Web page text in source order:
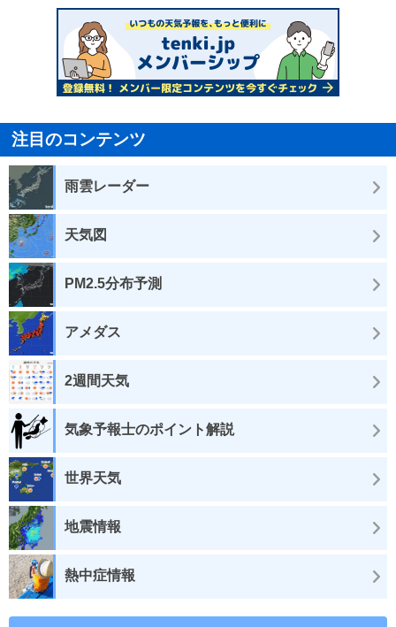
注目のコンテンツ
雨雲レーダー
天気図
PM2.5分布予測
アメダス
2週間天気
気象予報士のポイント解説
世界天気
地震情報
熱中症情報